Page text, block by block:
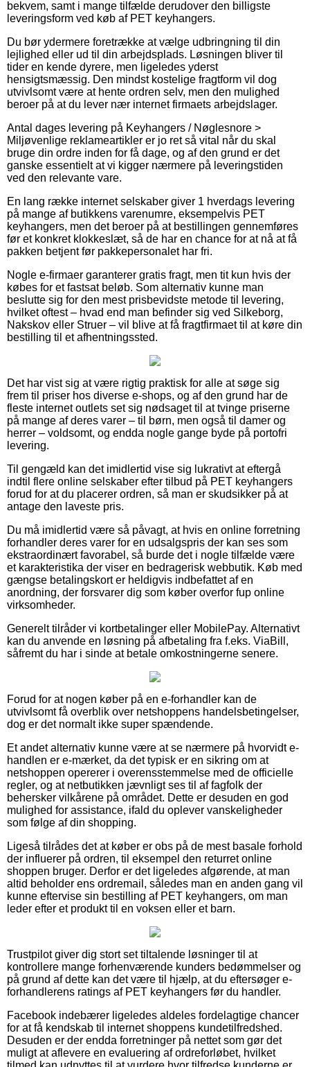
bekvem, samt i mange tilfælde derudover den billigste
leveringsform ved køb af PET keyhangers.
Du bør ydermere foretrække at vælge udbringning til din
lejlighed eller ud til din arbejdsplads. Løsningen bliver til
tider en kende dyrere, men ligeledes yderst
hensigtsmæssig. Den mindst kostelige fragtform vil dog
utvivlsomt være at hente ordren selv, men den mulighed
beroer på at du lever nær internet firmaets arbejdslager.
Antal dages levering på Keyhangers / Nøglesnore >
Miljøvenlige reklameartikler er jo ret så vital når du skal
bruge din ordre inden for få dage, og af den grund er det
ganske essentielt at vi kigger nærmere på leveringstiden
ved den relevante vare.
En lang række internet selskaber giver 1 hverdags levering
på mange af butikkens varenumre, eksempelvis PET
keyhangers, men det beroer på at bestillingen gennemføres
før et konkret klokkeslæt, så de har en chance for at nå at få
pakken betjent før pakkepersonalet har fri.
Nogle e-firmaer garanterer gratis fragt, men tit kun hvis der
købes for et fastsat beløb. Som alternativ kunne man
beslutte sig for den mest prisbevidste metode til levering,
hvilket oftest – hvad end man befinder sig ved Silkeborg,
Nakskov eller Struer – vil blive at få fragtfirmaet til at køre din
bestilling til et afhentningssted.
Det har vist sig at være rigtig praktisk for alle at søge sig
frem til priser hos diverse e-shops, og af den grund har de
fleste internet outlets set sig nødsaget til at tvinge priserne
på mange af deres varer – til børn, men også til damer og
herrer – voldsomt, og endda nogle gange byde på portofri
levering.
Til gengæld kan det imidlertid vise sig lukrativt at eftergå
indtil flere online selskaber efter tilbud på PET keyhangers
forud for at du placerer ordren, så man er skudsikker på at
antage den laveste pris.
Du må imidlertid være så påvagt, at hvis en online forretning
forhandler deres varer for en udsalgspris der kan ses som
ekstraordinært favorabel, så burde det i nogle tilfælde være
et karakteristika der viser en bedragerisk webbutik. Køb med
gængse betalingskort er heldigvis indbefattet af en
anordning, der forsvarer dig som køber overfor fup online
virksomheder.
Generelt tilråder vi kortbetalinger eller MobilePay. Alternativt
kan du anvende en løsning på afbetaling fra f.eks. ViaBill,
såfremt du har i sinde at betale omkostningerne senere.
Forud for at nogen køber på en e-forhandler kan de
utvivlsomt få overblik over netshoppens handelsbetingelser,
dog er det normalt ikke super spændende.
Et andet alternativ kunne være at se nærmere på hvorvidt e-
handlen er e-mærket, da det typisk er en sikring om at
netshoppen opererer i overensstemmelse med de officielle
regler, og at netbutikken jævnligt ses til af fagfolk der
behersker vilkårene på området. Dette er desuden en god
mulighed for assistance, ifald du oplever vanskeligheder
som følge af din shopping.
Ligeså tilrådes det at køber er obs på de mest basale forhold
der influerer på ordren, til eksempel den returret online
shoppen bruger. Derfor er det ligeledes afgørende, at man
altid beholder ens ordremail, således man en anden gang vil
kunne eftervise sin bestilling af PET keyhangers, om man
leder efter et produkt til en voksen eller et barn.
Trustpilot giver dig stort set tiltalende løsninger til at
kontrollere mange forhenværende kunders bedømmelser og
på grund af dette kan det være til hjælp, at du eftersøger e-
forhandlerens ratings af PET keyhangers før du handler.
Facebook indebærer ligeledes aldeles fordelagtige chancer
for at få kendskab til internet shoppens kundetilfredshed.
Desuden er der endda forretninger på nettet som gør det
muligt at aflevere en evaluering af ordreforløbet, hvilket